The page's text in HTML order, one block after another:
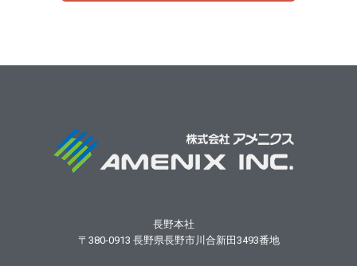
長野本社
〒380-0913 長野県長野市川合新田3493番地